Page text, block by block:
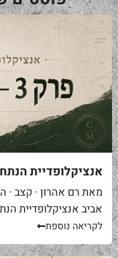
אנציקלופדיית הנתחים ·
מאת רם אהרון · קצב ·
סיפור. אתם באים
לקריאה נוספת